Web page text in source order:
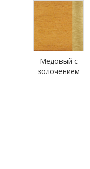
Медовый с
золочением